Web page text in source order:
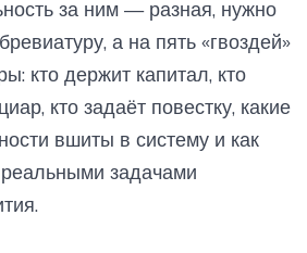
за ним — разная, нужно
а на пять «гвоздей»
кто держит капитал, кто
кто задаёт повестку, какие
вшиты в систему и как
реальными задачами